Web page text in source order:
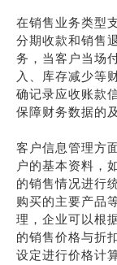
在销售业务类型
分期收款和销售
务，当客户当场
入、库存减少等
确记录应收账款
保障财务数据的
客户信息管理方
户的基本资料，
的销售情况进行
购买的主要产品
理，企业可以根
的销售价格与折
设定进行价格计